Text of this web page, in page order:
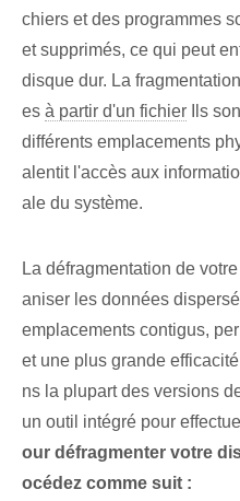
chiers et des programmes
et supprimés, ce qui peut
disque dur. La
es à partir d'un fichier Ils
différents emplacements
alentit l'accès aux
ale du système.
La défragmentation de
aniser les données
emplacements contigus,
et une plus grande efficacité
ns la plupart des versions
un outil intégré pour
our défragmenter votre
océdez comme suit :